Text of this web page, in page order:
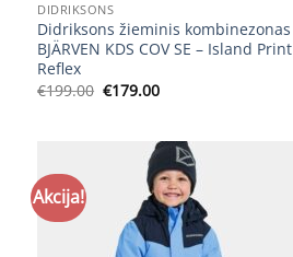
DIDRIKSONS
Didriksons žieminis kombinezonas
BJÄRVEN KDS COV SE – Island Print
Reflex
€199.00 Original
€179.00Current
Akcija!